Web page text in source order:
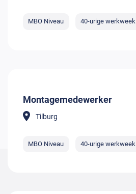
MBO Niveau 40-urige werkweek
Montagemedewerker
Tilburg
MBO Niveau 40-urige werkweek